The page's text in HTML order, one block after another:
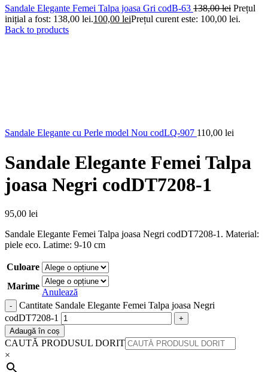
Sandale Elegante Femei Talpa joasa Gri codB-63 138,00lei Prețul
inițial a fost: 138,00 lei.100,00 leiPrețul curent este: 100,00 lei.
Back to products
Sandale Elegante cu Perle model Nou codLQ-907 110,00 lei
Sandale Elegante Femei Talpa
joasa Negri codDT7208-1
95,00 lei
Sandale Elegante Femei Talpa joasa Negri codDT7208-1. Material:
piele eco. Latime: 9-10 cm
Culoare
Marime
Anulează
Cantitate Sandale Elegante Femei Talpa joasa Negri
codDT7208-1
Adaugă în coș
CAUTĂ PRODUSUL DORIT
×